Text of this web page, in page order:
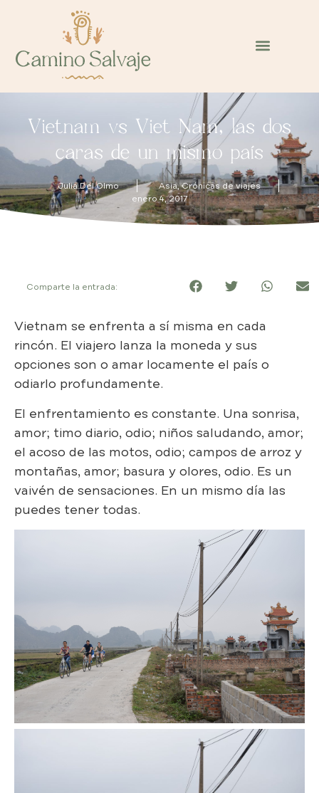
Vietnam vs Viet Nam, las dos
caras de un mismo país
Julia Del Olmo Asia,Crónicas de viajes
enero 4, 2017
Comparte la entrada:
Vietnam se enfrenta a sí misma en cada
rincón. El viajero lanza la moneda y sus
opciones son o amar locamente el país o
odiarlo profundamente.
El enfrentamiento es constante. Una sonrisa,
amor; timo diario, odio; niños saludando, amor;
el acoso de las motos, odio; campos de arroz y
montañas, amor; basura y olores, odio. Es un
vaivén de sensaciones. En un mismo día las
puedes tener todas.